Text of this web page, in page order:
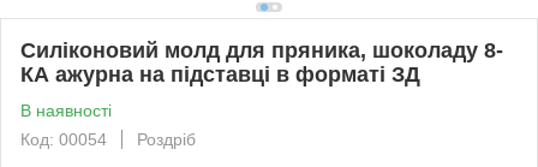
Силіконовий молд для пряника, шоколаду 8-
КА ажурна на пiдставцi в форматі ЗД
В наявності
Код: 00054
Роздріб